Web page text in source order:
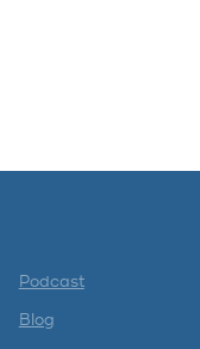
Podcast
Blog